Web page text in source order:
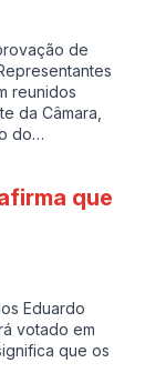
de
reunidos
da Câmara,
do…
que
Eduardo
votado em
que os